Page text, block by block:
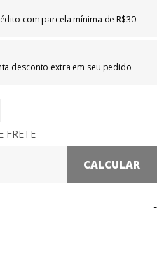
com parcela mínima de R$30
desconto extra em seu pedido
FRETE
-